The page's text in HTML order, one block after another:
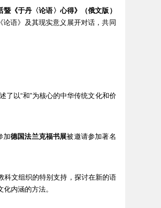
暨《于丹〈论语〉心得》（俄文版）
语》及其现实意义展开对话，共同
了以“和”为核心的中华传统文化和价
加德国法兰克福书展被邀请参加著名
科文组织的特别支持，探讨在新的语
内涵的方法。